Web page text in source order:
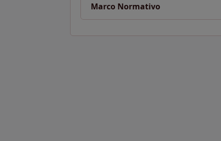
Marco Normativo